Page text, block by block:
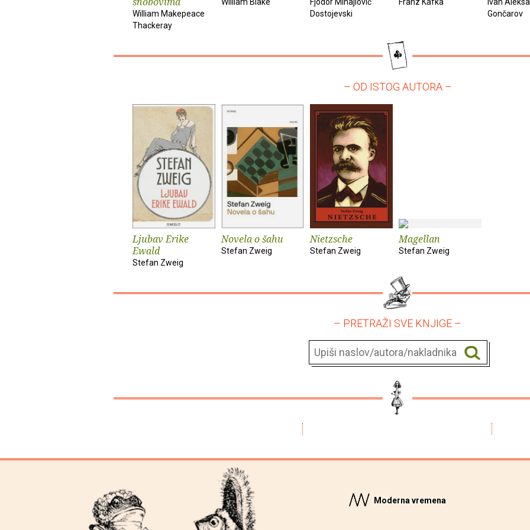
William Makepeace
Thackeray
Dostojevski
Gončarov
– OD ISTOG AUTORA –
Ljubav Erike
Ewald
Stefan Zweig
Novela o šahu
Stefan Zweig
Nietzsche
Stefan Zweig
Magellan
Stefan Zweig
– PRETRAŽI SVE KNJIGE –
Moderna vremena